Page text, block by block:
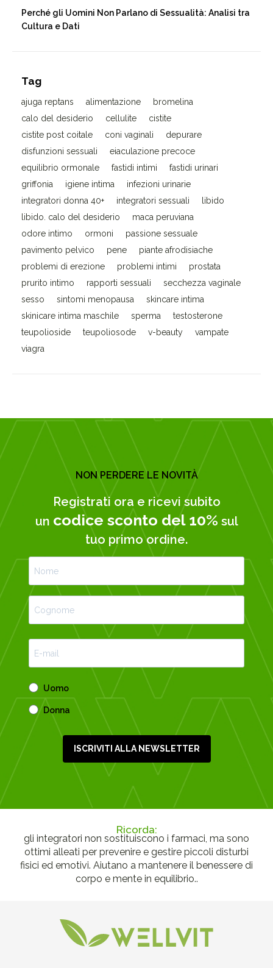
Perché gli Uomini Non Parlano di Sessualità: Analisi tra
Cultura e Dati
Tag
ajuga reptans alimentazione
bromelina
calo del desiderio
cellulite
cistite
cistite post coitale
coni vaginali
depurare
disfunzioni sessuali
eiaculazione precoce
equilibrio ormonale
fastidi intimi
fastidi urinari
griffonia
igiene intima
infezioni urinarie
integratori donna 40+
integratori sessuali
libido
libido. calo del desiderio
maca peruviana
odore intimo
ormoni
passione sessuale
pavimento pelvico
pene
piante afrodisiache
problemi di erezione
problemi intimi
prostata
prurito intimo
rapporti sessuali
secchezza vaginale
sesso
sintomi menopausa
skincare intima
skinicare intima maschile
sperma
testosterone
teupolioside
teupoliosode v-beauty
vampate
viagra
NON PERDERE LE NOVITÀ
Registrati ora e ricevi subito
un codice sconto del 10% sul
tuo primo ordine.
Uomo
Donna
ISCRIVITI ALLA NEWSLETTER
Ricorda:
gli integratori non sostituiscono i farmaci, ma sono
ottimi alleati per prevenire e gestire piccoli disturbi
fisici ed emotivi. Aiutano a mantenere il benessere di
corpo e mente in equilibrio..